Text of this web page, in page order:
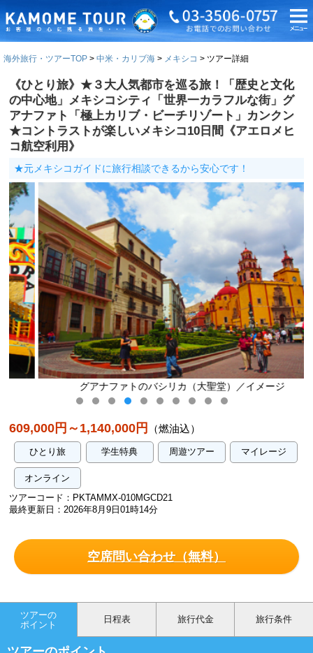
海外旅行・ツアーTOP 中米・カリブ海 メキシコ ツアー詳細
《ひとり旅》★３大人気都市を巡る旅！「歴史と文化
の中心地」メキシコシティ「世界一カラフルな街」グ
アナファト「極上カリブ・ビーチリゾート」カンクン
★コントラストが楽しいメキシコ10日間《アエロメヒ
コ航空利用》
★元メキシコガイドに旅行相談できるから安心です！
グアナファトのバシリカ（大聖堂）／イメージ
609,000円～1,140,000円 （燃油込）
ひとり旅 学生特典 周遊ツアー マイレージ
オンライン
ツアーコード：PKTAMMX-010MGCD21
最終更新日：2026年8月9日01時14分
空席問い合わせ（無料）
ツアーの
ポイント
日程表 旅行代金 旅行条件